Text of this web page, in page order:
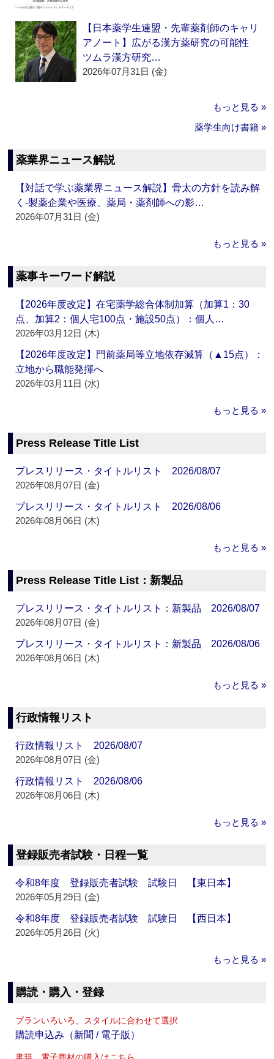
【日本薬学生連盟・先輩薬剤師のキャリ
アノート】広がる漢方薬研究の可能性
ツムラ漢方研究…
2026年07月31日 (金)
もっと見る »
薬学生向け書籍 »
薬業界ニュース解説
【対話で学ぶ薬業界ニュース解説】骨太の方針を読み解
く‐製薬企業や医療、薬局・薬剤師への影…
2026年07月31日 (金)
もっと見る »
薬事キーワード解説
【2026年度改定】在宅薬学総合体制加算（加算1：30
点、加算2：個人宅100点・施設50点）：個人…
2026年03月12日 (木)
【2026年度改定】門前薬局等立地依存減算（▲15点）：
立地から職能発揮へ
2026年03月11日 (水)
もっと見る »
Press Release Title List
プレスリリース・タイトルリスト 2026/08/07
2026年08月07日 (金)
プレスリリース・タイトルリスト 2026/08/06
2026年08月06日 (木)
もっと見る »
Press Release Title List：新製品
プレスリリース・タイトルリスト：新製品 2026/08/07
2026年08月07日 (金)
プレスリリース・タイトルリスト：新製品 2026/08/06
2026年08月06日 (木)
もっと見る »
行政情報リスト
行政情報リスト 2026/08/07
2026年08月07日 (金)
行政情報リスト 2026/08/06
2026年08月06日 (木)
もっと見る »
登録販売者試験・日程一覧
令和8年度 登録販売者試験 試験日 【東日本】
2026年05月29日 (金)
令和8年度 登録販売者試験 試験日 【西日本】
2026年05月26日 (火)
もっと見る »
購読・購入・登録
プランいろいろ、スタイルに合わせて選択
購読申込み（新聞 / 電子版）